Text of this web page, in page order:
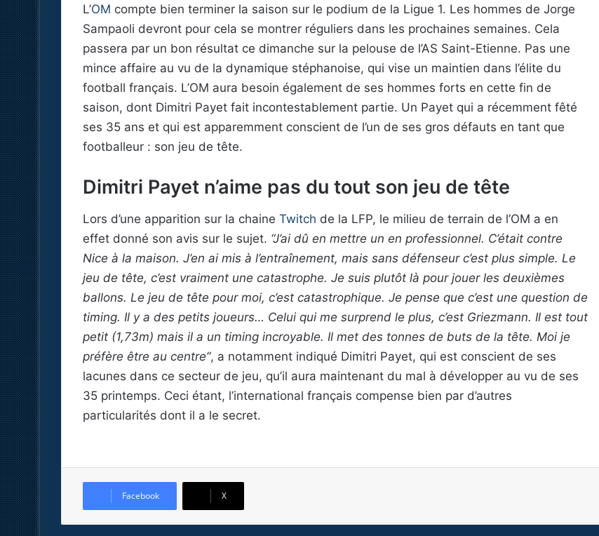
L’OM compte bien terminer la saison sur le podium de la Ligue 1. Les hommes de Jorge
Sampaoli devront pour cela se montrer réguliers dans les prochaines semaines. Cela
passera par un bon résultat ce dimanche sur la pelouse de l’AS Saint-Etienne. Pas une
mince affaire au vu de la dynamique stéphanoise, qui vise un maintien dans l’élite du
football français. L’OM aura besoin également de ses hommes forts en cette fin de
saison, dont Dimitri Payet fait incontestablement partie. Un Payet qui a récemment fêté
ses 35 ans et qui est apparemment conscient de l’un de ses gros défauts en tant que
footballeur : son jeu de tête.
Dimitri Payet n’aime pas du tout son jeu de tête
Lors d’une apparition sur la chaine Twitch de la LFP, le milieu de terrain de l’OM a en
effet donné son avis sur le sujet. “J’ai dû en mettre un en professionnel. C’était contre
Nice à la maison. J’en ai mis à l’entraînement, mais sans défenseur c’est plus simple. Le
jeu de tête, c’est vraiment une catastrophe. Je suis plutôt là pour jouer les deuxièmes
ballons. Le jeu de tête pour moi, c’est catastrophique. Je pense que c’est une question de
timing. Il y a des petits joueurs… Celui qui me surprend le plus, c’est Griezmann. Il est tout
petit (1,73m) mais il a un timing incroyable. Il met des tonnes de buts de la tête. Moi je
préfère être au centre”, a notamment indiqué Dimitri Payet, qui est conscient de ses
lacunes dans ce secteur de jeu, qu’il aura maintenant du mal à développer au vu de ses
35 printemps. Ceci étant, l’international français compense bien par d’autres
particularités dont il a le secret.
Facebook X